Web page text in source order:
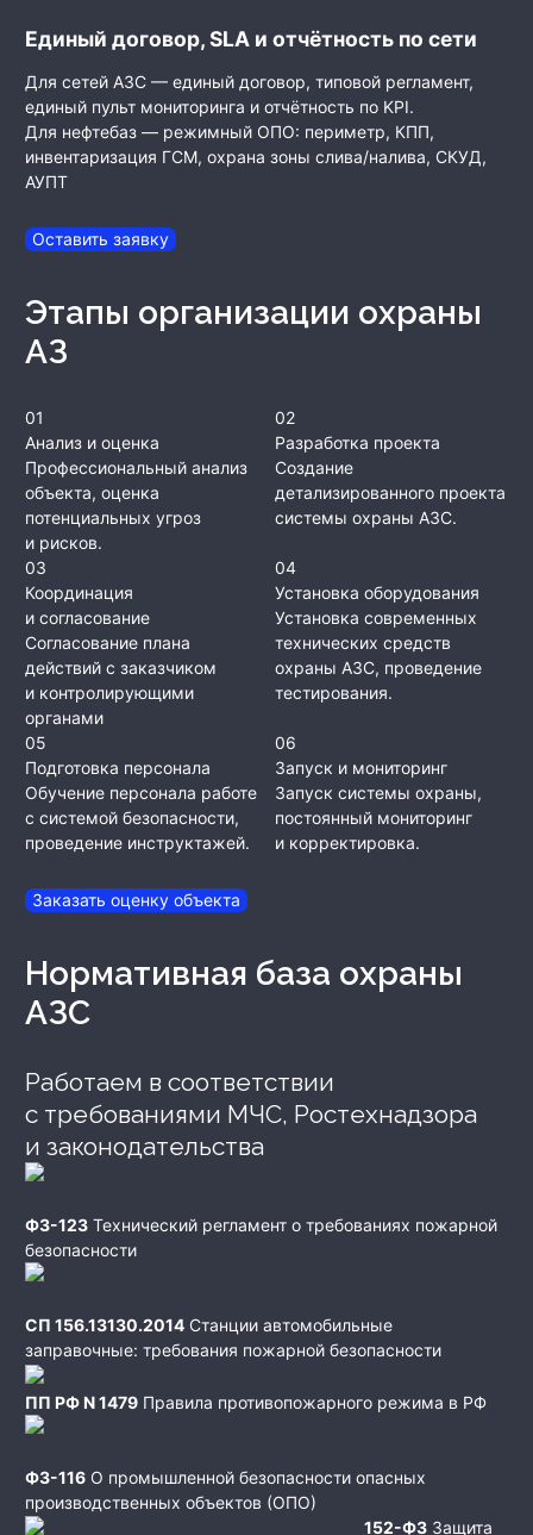
Единый договор, SLA и отчётность по сети
Для сетей АЗС — единый договор, типовой регламент,
единый пульт мониторинга и отчётность по KPI.
Для нефтебаз — режимный ОПО: периметр, КПП,
инвентаризация ГСМ, охрана зоны слива/налива, СКУД,
АУПТ
Оставить заявку
Этапы организации охраны
АЗ
01
Анализ и оценка
Профессиональный анализ
объекта, оценка
потенциальных угроз
и рисков.
02
Разработка проекта
Создание
детализированного проекта
системы охраны АЗС.
03
Координация
и согласование
Согласование плана
действий с заказчиком
и контролирующими
органами
04
Установка оборудования
Установка современных
технических средств
охраны АЗС, проведение
тестирования.
05
Подготовка персонала
Обучение персонала работе
с системой безопасности,
проведение инструктажей.
06
Запуск и мониторинг
Запуск системы охраны,
постоянный мониторинг
и корректировка.
Заказать оценку объекта
Нормативная база охраны
АЗС
Работаем в соответствии
с требованиями МЧС, Ростехнадзора
и законодательства
ФЗ-123 Технический регламент о требованиях пожарной
безопасности
СП 156.13130.2014 Станции автомобильные
заправочные: требования пожарной безопасности
ПП РФ N 1479 Правила противопожарного режима в РФ
ФЗ-116 О промышленной безопасности опасных
производственных объектов (ОПО)
152-ФЗ Защита